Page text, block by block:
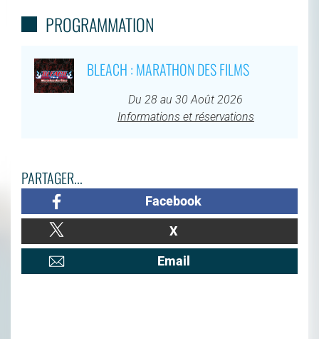
PROGRAMMATION
BLEACH : MARATHON DES FILMS
Du 28 au 30 Août 2026
Informations et réservations
PARTAGER...
Facebook
X
Email